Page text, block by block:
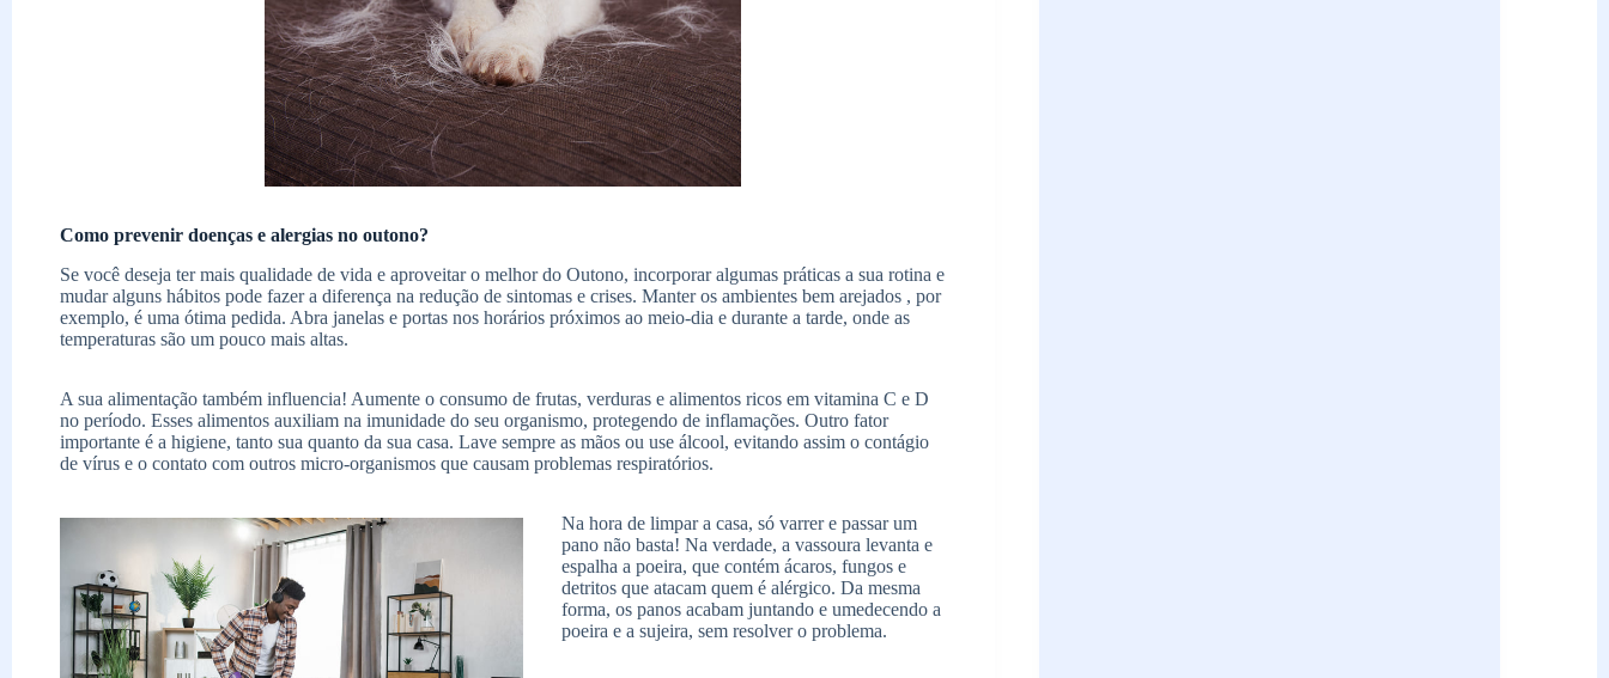
Como prevenir doenças e alergias no outono?
Se você deseja ter mais qualidade de vida e aproveitar o melhor do Outono, incorporar algumas práticas a sua rotina e
mudar alguns hábitos pode fazer a diferença na redução de sintomas e crises. Manter os ambientes bem arejados , por
exemplo, é uma ótima pedida. Abra janelas e portas nos horários próximos ao meio-dia e durante a tarde, onde as
temperaturas são um pouco mais altas.
A sua alimentação também influencia! Aumente o consumo de frutas, verduras e alimentos ricos em vitamina C e D
no período. Esses alimentos auxiliam na imunidade do seu organismo, protegendo de inflamações. Outro fator
importante é a higiene, tanto sua quanto da sua casa. Lave sempre as mãos ou use álcool, evitando assim o contágio
de vírus e o contato com outros micro-organismos que causam problemas respiratórios.
Na hora de limpar a casa, só varrer e passar um
pano não basta! Na verdade, a vassoura levanta e
espalha a poeira, que contém ácaros, fungos e
detritos que atacam quem é alérgico. Da mesma
forma, os panos acabam juntando e umedecendo a
poeira e a sujeira, sem resolver o problema.